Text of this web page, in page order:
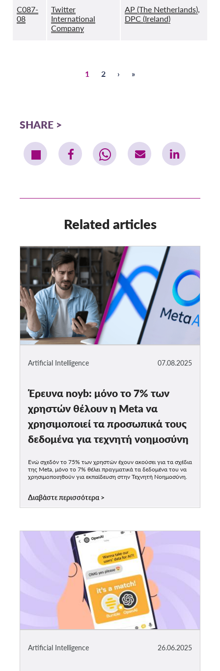
C087-
08
Twitter
International
Company
AP (The Netherlands),
DPC (Ireland)
Pagination
Σελίδα
1 Σελίδα
2
Next
›
Last
»
SHARE
Related articles
07.08.2025
Artificial Intelligence
Έρευνα noyb: μόνο το 7% των
χρηστών θέλουν η Meta να
χρησιμοποιεί τα προσωπικά τους
δεδομένα για τεχνητή νοημοσύνη
Ενώ σχεδόν το 75% των χρηστών έχουν ακούσει για τα σχέδια
της Meta, μόνο το 7% θέλει πραγματικά τα δεδομένα του να
χρησιμοποιηθούν για εκπαίδευση στην Τεχνητή Νοημοσύνη.
Διαβάστε περισσότερα
26.06.2025
Artificial Intelligence